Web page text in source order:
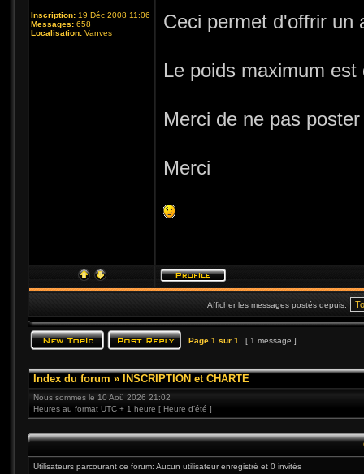
Inscription: 19 Déc 2008 11:06
Messages: 658
Localisation: Vanves
Ceci permet d'offrir un
Le poids maximum est
Merci de ne pas
Merci
Afficher les messages postés depuis:
Page 1 sur 1 [ 1 message ]
Index du forum » INSCRIPTION et CHARTE
Nous sommes le 10 Aoû 2026 21:02
Heures au format UTC + 1 heure [ Heure d’été ]
Utilisateurs parcourant ce forum: Aucun utilisateur enregistré et 0 invités